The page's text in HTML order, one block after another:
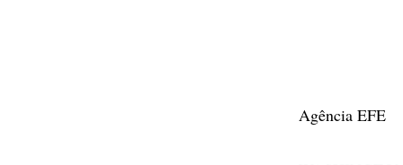
Agência EFE